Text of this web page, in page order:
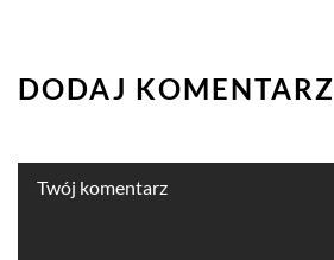
DODAJ KOMENTARZ